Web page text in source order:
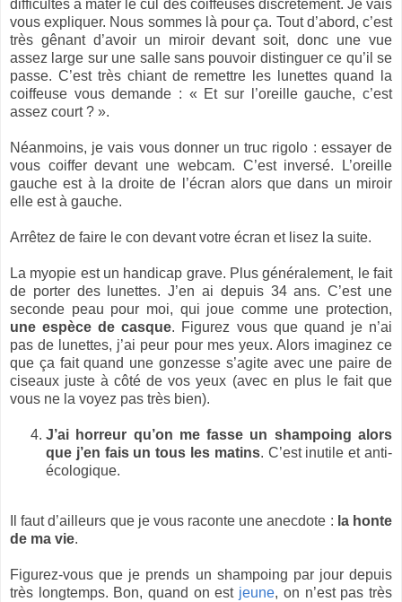
difficultés à mater le cul des coiffeuses discrètement. Je vais
vous expliquer. Nous sommes là pour ça. Tout d’abord, c’est
très gênant d’avoir un miroir devant soit, donc une vue
assez large sur une salle sans pouvoir distinguer ce qu’il se
passe. C’est très chiant de remettre les lunettes quand la
coiffeuse vous demande : « Et sur l’oreille gauche, c’est
assez court ? ».
Néanmoins, je vais vous donner un truc rigolo : essayer de
vous coiffer devant une webcam. C’est inversé. L’oreille
gauche est à la droite de l’écran alors que dans un miroir
elle est à gauche.
Arrêtez de faire le con devant votre écran et lisez la suite.
La myopie est un handicap grave. Plus généralement, le fait
de porter des lunettes. J’en ai depuis 34 ans. C’est une
seconde peau pour moi, qui joue comme une protection,
une espèce de casque. Figurez vous que quand je n’ai
pas de lunettes, j’ai peur pour mes yeux. Alors imaginez ce
que ça fait quand une gonzesse s’agite avec une paire de
ciseaux juste à côté de vos yeux (avec en plus le fait que
vous ne la voyez pas très bien).
J’ai horreur qu’on me fasse un shampoing alors
que j’en fais un tous les matins. C’est inutile et anti-
écologique.
Il faut d’ailleurs que je vous raconte une anecdote : la honte
de ma vie.
Figurez-vous que je prends un shampoing par jour depuis
très longtemps. Bon, quand on est jeune, on n’est pas très